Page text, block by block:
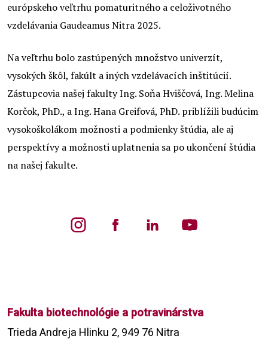
európskeho veľtrhu pomaturitného a celoživotného
vzdelávania Gaudeamus Nitra 2025.
Na veľtrhu bolo zastúpených množstvo univerzít,
vysokých škôl, fakúlt a iných vzdelávacích inštitúcií.
Zástupcovia našej fakulty Ing. Soňa Hviščová, Ing. Melina
Korčok, PhD., a Ing. Hana Greifová, PhD. priblížili budúcim
vysokoškolákom možnosti a podmienky štúdia, ale aj
perspektívy a možnosti uplatnenia sa po ukončení štúdia
na našej fakulte.
Fakulta biotechnológie a potravinárstva
Trieda Andreja Hlinku 2, 949 76 Nitra